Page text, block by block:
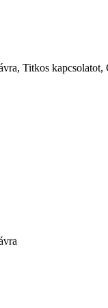
Titkos kapcsolatot,